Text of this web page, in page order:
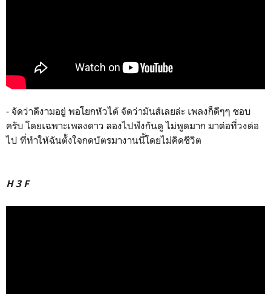
- จัดว่าดีงามอยู่ พอโยกหัวได้ จัดว่ามันส์เลยล่ะ เพลงก็ดีๆๆ ชอบ
ครับ โดยเฉพาะเพลงดาว ลองไปฟังกันดู ไม่พูดมาก มาต่อที่วงต่อ
ไป ที่ทำให้ฉันตั้งใจกดบัตรมางานนี้โดยไม่คิดชีวิต
H 3 F